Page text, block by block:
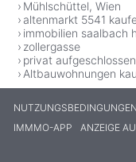
Mühlschüttel, Wien
altenmarkt 5541
immobilien saalbach
zollergasse
privat
Altbauwohnungen
NUTZUNGSBEDINGUNGEN
IMMMO-APP
ANZEIGE